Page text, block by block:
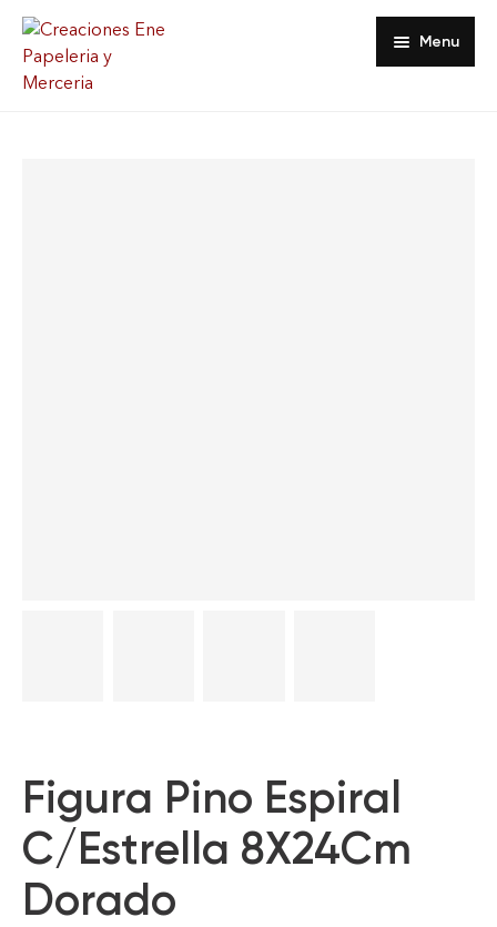
Menu
Figura Pino Espiral
C/Estrella 8X24Cm
Dorado